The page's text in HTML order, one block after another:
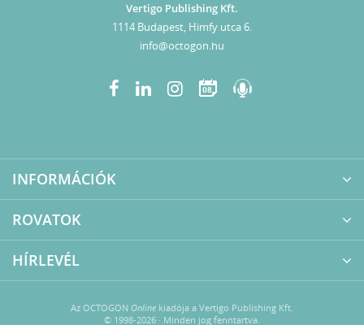
Vertigo Publishing Kft.
1114 Budapest, Himfy utca 6.
info@octogon.hu
08
INFORMÁCIÓK
ROVATOK
HÍRLEVÉL
Az OCTOGON Online kiadója a Vertigo Publishing Kft.
© 1998-2026 · Minden jog fenntartva.